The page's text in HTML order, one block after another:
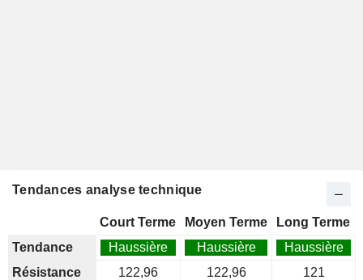
Tendances analyse technique
Court Terme Moyen Terme
Long Terme
Tendance
Haussière Haussière
Haussière
Résistance
122,96 122,96
121